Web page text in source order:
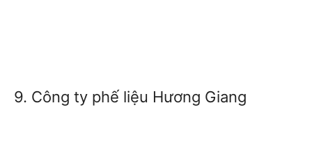
9. Công ty phế liệu Hương Giang